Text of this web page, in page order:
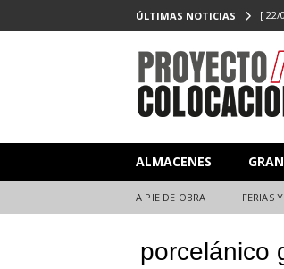
ÚLTIMAS NOTICIAS [ 22/
[ 27/
[
Y
[ 08/
ALMACENES
A PIE DE OBRA FERIAS
porcelánico